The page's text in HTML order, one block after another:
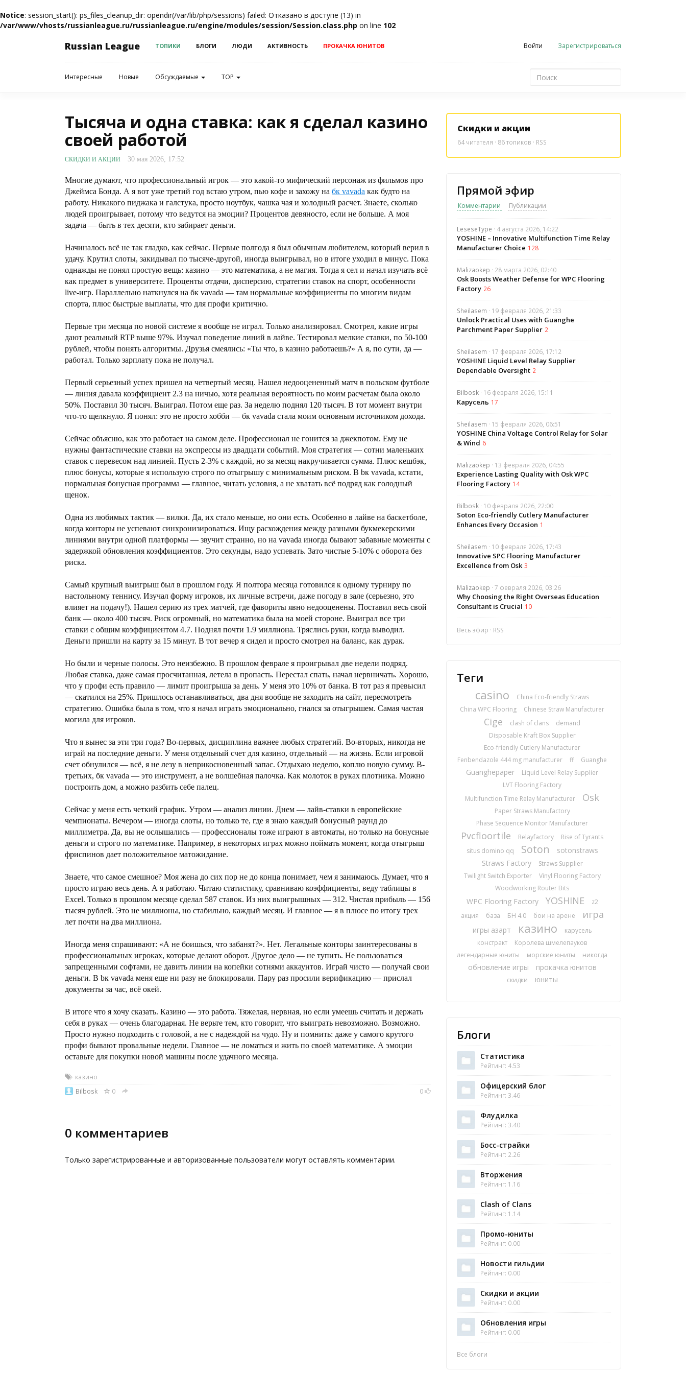
Notice: session_start(): ps_files_cleanup_dir: opendir(/var/lib/php/sessions) failed: Отказано в доступе (13) in
/var/www/vhosts/russianleague.ru/russianleague.ru/engine/modules/session/Session.class.php on line 102
Russian League ТОПИКИ БЛОГИ ЛЮДИ АКТИВНОСТЬ ПРОКАЧКА ЮНИТОВ Войти Зарегистрироваться
Интересные Новые Обсуждаемые TOP
Тысяча и одна ставка: как я сделал казино
своей работой
СКИДКИ И АКЦИИ 30 мая 2026, 17:52
Многие думают, что профессиональный игрок — это какой-то мифический персонаж из фильмов про
Джеймса Бонда. А я вот уже третий год встаю утром, пью кофе и захожу на бк vavada как будто на
работу. Никакого пиджака и галстука, просто ноутбук, чашка чая и холодный расчет. Знаете, сколько
людей проигрывает, потому что ведутся на эмоции? Процентов девяносто, если не больше. А моя
задача — быть в тех десяти, кто забирает деньги.
Начиналось всё не так гладко, как сейчас. Первые полгода я был обычным любителем, который верил в
удачу. Крутил слоты, закидывал по тысяче-другой, иногда выигрывал, но в итоге уходил в минус. Пока
однажды не понял простую вещь: казино — это математика, а не магия. Тогда я сел и начал изучать всё
как предмет в университете. Проценты отдачи, дисперсию, стратегии ставок на спорт, особенности
live-игр. Параллельно наткнулся на бк vavada — там нормальные коэффициенты по многим видам
спорта, плюс быстрые выплаты, что для профи критично.
Первые три месяца по новой системе я вообще не играл. Только анализировал. Смотрел, какие игры
дают реальный RTP выше 97%. Изучал поведение линий в лайве. Тестировал мелкие ставки, по 50-100
рублей, чтобы понять алгоритмы. Друзья смеялись: «Ты что, в казино работаешь?» А я, по сути, да —
работал. Только зарплату пока не получал.
Первый серьезный успех пришел на четвертый месяц. Нашел недооцененный матч в польском футболе
— линия давала коэффициент 2.3 на ничью, хотя реальная вероятность по моим расчетам была около
50%. Поставил 30 тысяч. Выиграл. Потом еще раз. За неделю поднял 120 тысяч. В тот момент внутри
что-то щелкнуло. Я понял: это не просто хобби — бк vavada стала моим основным источником дохода.
Сейчас объясню, как это работает на самом деле. Профессионал не гонится за джекпотом. Ему не
нужны фантастические ставки на экспрессы из двадцати событий. Моя стратегия — сотни маленьких
ставок с перевесом над линией. Пусть 2-3% с каждой, но за месяц накручивается сумма. Плюс кешбэк,
плюс бонусы, которые я использую строго по отыгрышу с минимальным риском. В bк vavada, кстати,
нормальная бонусная программа — главное, читать условия, а не хватать всё подряд как голодный
щенок.
Одна из любимых тактик — вилки. Да, их стало меньше, но они есть. Особенно в лайве на баскетболе,
когда конторы не успевают синхронизироваться. Ищу расхождения между разными букмекерскими
линиями внутри одной платформы — звучит странно, но на vavada иногда бывают забавные моменты с
задержкой обновления коэффициентов. Это секунды, надо успевать. Зато чистые 5-10% с оборота без
риска.
Самый крупный выигрыш был в прошлом году. Я полтора месяца готовился к одному турниру по
настольному теннису. Изучал форму игроков, их личные встречи, даже погоду в зале (серьезно, это
влияет на подачу!). Нашел серию из трех матчей, где фавориты явно недооценены. Поставил весь свой
банк — около 400 тысяч. Риск огромный, но математика была на моей стороне. Выиграл все три
ставки с общим коэффициентом 4.7. Поднял почти 1.9 миллиона. Тряслись руки, когда выводил.
Деньги пришли на карту за 15 минут. В тот вечер я сидел и просто смотрел на баланс, как дурак.
Но были и черные полосы. Это неизбежно. В прошлом феврале я проигрывал две недели подряд.
Любая ставка, даже самая просчитанная, летела в пропасть. Перестал спать, начал нервничать. Хорошо,
что у профи есть правило — лимит проигрыша за день. У меня это 10% от банка. В тот раз я превысил
— скатился на 25%. Пришлось останавливаться, два дня вообще не заходить на сайт, пересмотреть
стратегию. Ошибка была в том, что я начал играть эмоционально, гнался за отыгрышем. Самая частая
могила для игроков.
Что я вынес за эти три года? Во-первых, дисциплина важнее любых стратегий. Во-вторых, никогда не
играй на последние деньги. У меня отдельный счет для казино, отдельный — на жизнь. Если игровой
счет обнулился — всё, я не лезу в неприкосновенный запас. Отдыхаю неделю, коплю новую сумму. В-
третьих, бк vavada — это инструмент, а не волшебная палочка. Как молоток в руках плотника. Можно
построить дом, а можно разбить себе палец.
Сейчас у меня есть четкий график. Утром — анализ линии. Днем — лайв-ставки в европейские
чемпионаты. Вечером — иногда слоты, но только те, где я знаю каждый бонусный раунд до
миллиметра. Да, вы не ослышались — профессионалы тоже играют в автоматы, но только на бонусные
деньги и строго по математике. Например, в некоторых играх можно поймать момент, когда отыгрыш
фриспинов дает положительное матожидание.
Знаете, что самое смешное? Моя жена до сих пор не до конца понимает, чем я занимаюсь. Думает, что я
просто играю весь день. А я работаю. Читаю статистику, сравниваю коэффициенты, веду таблицы в
Excel. Только в прошлом месяце сделал 587 ставок. Из них выигрышных — 312. Чистая прибыль — 156
тысяч рублей. Это не миллионы, но стабильно, каждый месяц. И главное — я в плюсе по итогу трех
лет почти на два миллиона.
Иногда меня спрашивают: «А не боишься, что забанят?». Нет. Легальные конторы заинтересованы в
профессиональных игроках, которые делают оборот. Другое дело — не тупить. Не пользоваться
запрещенными софтами, не давить линии на копейки сотнями аккаунтов. Играй чисто — получай свои
деньги. В bк vavada меня еще ни разу не блокировали. Пару раз просили верификацию — прислал
документы за час, всё окей.
В итоге что я хочу сказать. Казино — это работа. Тяжелая, нервная, но если умеешь считать и держать
себя в руках — очень благодарная. Не верьте тем, кто говорит, что выиграть невозможно. Возможно.
Просто нужно подходить с головой, а не с надеждой на чудо. Ну и помнить: даже у самого крутого
профи бывают провальные недели. Главное — не ломаться и жить по своей математике. А эмоции
оставьте для покупки новой машины после удачного месяца.
казино
Bilbosk
0 0
0 комментариев
Только зарегистрированные и авторизованные пользователи могут оставлять комментарии.
Скидки и акции
64читателя · 86 топиков · RSS
Прямой эфир
Комментарии Публикации
LeseseType · 4 августа 2026, 14:22
YOSHINE – Innovative Multifunction Time Relay
Manufacturer Choice 128
Malizaokep · 28 марта 2026, 02:40
Osk Boosts Weather Defense for WPC Flooring
Factory 26
Sheilasem · 19 февраля 2026, 21:33
Unlock Practical Uses with Guanghe
Parchment Paper Supplier 2
Sheilasem · 17 февраля 2026, 17:12
YOSHINE Liquid Level Relay Supplier
Dependable Oversight 2
Bilbosk · 16 февраля 2026, 15:11
Карусель 17
Sheilasem · 15 февраля 2026, 06:51
YOSHINE China Voltage Control Relay for Solar
& Wind 6
Malizaokep · 13 февраля 2026, 04:55
Experience Lasting Quality with Osk WPC
Flooring Factory 14
Bilbosk · 10 февраля 2026, 22:00
Soton Eco-friendly Cutlery Manufacturer
Enhances Every Occasion 1
Sheilasem · 10 февраля 2026, 17:43
Innovative SPC Flooring Manufacturer
Excellence from Osk 3
Malizaokep · 7 февраля 2026, 03:26
Why Choosing the Right Overseas Education
Consultant is Crucial 10
Весь эфир · RSS
Теги
casino
China Eco-friendly Straws
China WPC Flooring
Chinese Straw Manufacturer
Cige clash of clans
demand
Disposable Kraft Box Supplier
Eco-friendly Cutlery Manufacturer
Fenbendazole 444 mg manufacturer
ff Guanghe
Guanghepaper
Liquid Level Relay Supplier
LVT Flooring Factory
Multifunction Time Relay Manufacturer
Osk
Paper Straws Manufactory
Phase Sequence Monitor Manufacturer
Pvcfloortile Relayfactory
Rise of Tyrants
situs domino qq
Soton
sotonstraws
Straws Factory
Straws Supplier
Twilight Switch Exporter
Vinyl Flooring Factory
Woodworking Router Bits
WPC Flooring Factory YOSHINE
z2
акция
база БН 4.0 бои на арене игра
игры азарт казино
карусель
констракт
Королева шмелепауков
легендарные юниты
морские юниты никогда
обновление игры прокачка юнитов
скидки юниты
Блоги
Статистика
Рейтинг: 4.53
Офицерский блог
Рейтинг: 3.46
Флудилка
Рейтинг: 3.40
Босс-страйки
Рейтинг: 2.26
Вторжения
Рейтинг: 1.16
Clash of Clans
Рейтинг: 1.14
Промо-юниты
Рейтинг: 0.00
Новости гильдии
Рейтинг: 0.00
Скидки и акции
Рейтинг: 0.00
Обновления игры
Рейтинг: 0.00
Все блоги